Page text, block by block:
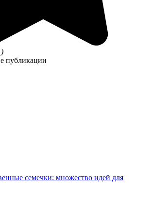
публикации
семечки: множество идей для